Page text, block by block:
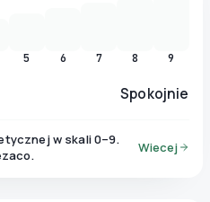
5 6 7 8 9
Spokojnie
w skali 0–9.
Wiecej